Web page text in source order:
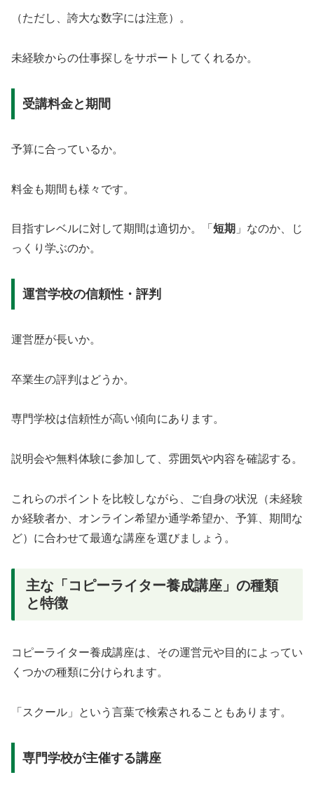
（ただし、誇大な数字には注意）。
未経験からの仕事探しをサポートしてくれるか。
受講料金と期間
予算に合っているか。
料金も期間も様々です。
目指すレベルに対して期間は適切か。「 短期 」なのか、じ
っくり学ぶのか。
運営学校の信頼性・評判
運営歴が長いか。
卒業生の評判はどうか。
専門学校は信頼性が高い傾向にあります。
説明会や無料体験に参加して、雰囲気や内容を確認する。
これらのポイントを比較しながら、ご自身の状況（未経験
か経験者か、オンライン希望か通学希望か、予算、期間な
ど）に合わせて最適な講座を選びましょう。
主な「コピーライター養成講座」の種類
と特徴
コピーライター養成講座は、その運営元や目的によってい
くつかの種類に分けられます。
「スクール」という言葉で検索されることもあります。
専門学校が主催する講座